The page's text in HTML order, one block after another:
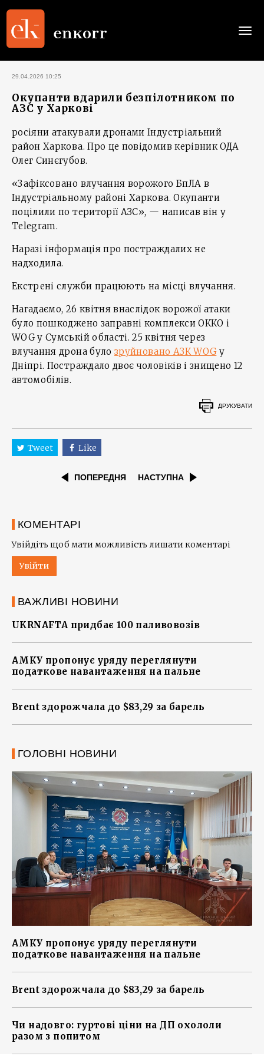
29.04.2026 10:25
Окупанти вдарили безпілотником по
АЗС у Харкові
росіяни атакували дронами Індустріальний
район Харкова. Про це повідомив керівник ОДА
Олег Синєгубов.
«Зафіксовано влучання ворожого БпЛА в
Індустріальному районі Харкова. Окупанти
поцілили по території АЗС», — написав він у
Telegram.
Наразі інформація про постраждалих не
надходила.
Екстрені служби працюють на місці влучання.
Нагадаємо, 26 квітня внаслідок ворожої атаки
було пошкоджено заправні комплекси ОККО і
WOG у Сумській області. 25 квітня через
влучання дрона було зруйновано АЗК WOGу
Дніпрі. Постраждало двоє чоловіків і знищено 12
автомобілів.
ДРУКУВАТИ
Tweet Like
ПОПЕРЕДНЯ НАСТУПНА
КОМЕНТАРІ
Увійдіть щоб мати можливість лишати коментарі
Увійти
ВАЖЛИВІ НОВИНИ
UKRNAFTA придбає 100 паливовозів
АМКУ пропонує уряду переглянути
податкове навантаження на пальне
Brent здорожчала до $83,29 за барель
ГОЛОВНІ НОВИНИ
АМКУ пропонує уряду переглянути
податкове навантаження на пальне
Brent здорожчала до $83,29 за барель
Чи надовго: гуртові ціни на ДП охололи
разом з попитом